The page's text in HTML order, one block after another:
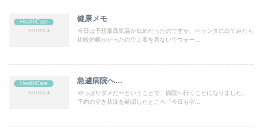
HealthCare 健康メモ
今日は予想最高気温が低めだったのですが、ベランダに出てみたら
比較的暖かかったので上着を着ないでウォー...
HealthCare 急遽病院へ…
やっぱりダメだ〜ということで、病院へ行くことになりました。
予約の空き状況を確認したところ「今日も空...